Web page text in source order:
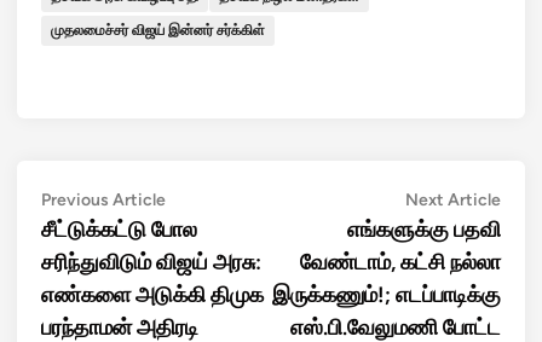
முதலமைச்சர் விஜய் இன்னர் சர்க்கிள்
Post
navigation
Previous ArticlePrevious
article:
சீட்டுக்கட்டு போல
சரிந்துவிடும் விஜய் அரசு:
எண்களை அடுக்கி திமுக
பரந்தாமன் அதிரடி
Next ArticleNext
எங்களுக்கு பதவி
வேண்டாம், கட்சி நல்லா
இருக்கணும்!; எடப்பாடிக்கு
எஸ்.பி.வேலுமணி போட்ட